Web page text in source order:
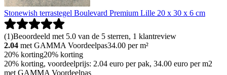
Stonewish terrastegel Boulevard Premium Lille 20 x 30 x 6 cm
(1)Beoordeeld met 5.0 van de 5 sterren, 1 klantreview
2.04 met GAMMA Voordeelpas34.00 per m²
20% korting20% korting
20% korting, voordeelprijs: 2.04 euro per pak, 34.00 euro per m2
met GAMMA Voordeelpas